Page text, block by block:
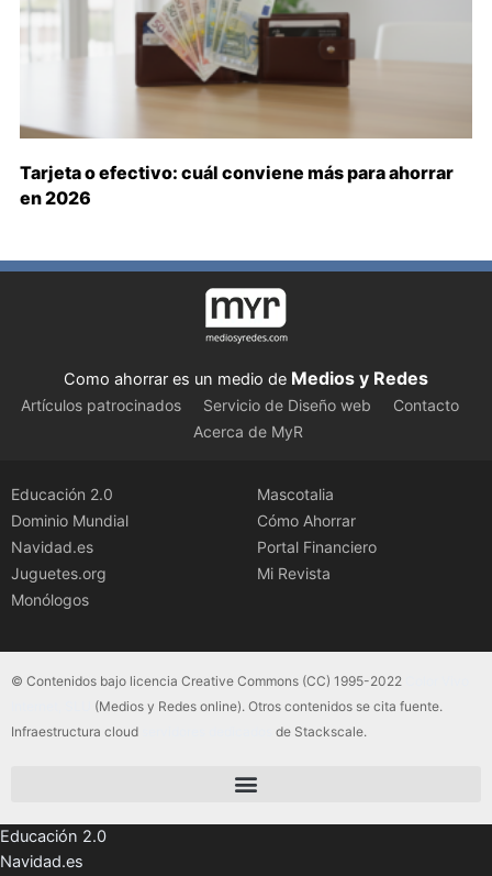
Tarjeta o efectivo: cuál conviene más para ahorrar
en 2026
Como ahorrar es un medio de Medios y Redes
Artículos patrocinados Servicio de Diseño web
Contacto
Acerca de MyR
Educación 2.0
Dominio Mundial
Navidad.es
Juguetes.org
Monólogos
Mascotalia
Cómo Ahorrar
Portal Financiero
Mi Revista
© Contenidos bajo licencia Creative Commons (CC) 1995-2022
(Medios y Redes online). Otros contenidos se cita fuente.
Infraestructura cloud
de Stackscale.
Educación 2.0
Navidad.es